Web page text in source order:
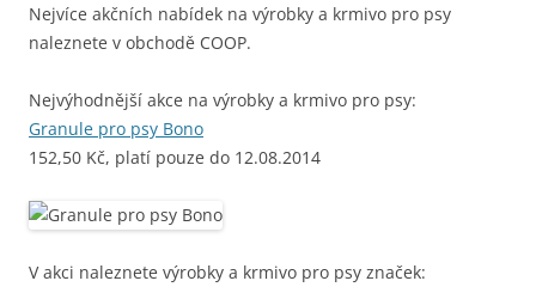
Nejvíce akčních nabídek na výrobky a krmivo pro psy
naleznete v obchodě COOP.
Nejvýhodnější akce na výrobky a krmivo pro psy:
Granule pro psy Bono
152,50 Kč, platí pouze do 12.08.2014
V akci naleznete výrobky a krmivo pro psy značek: